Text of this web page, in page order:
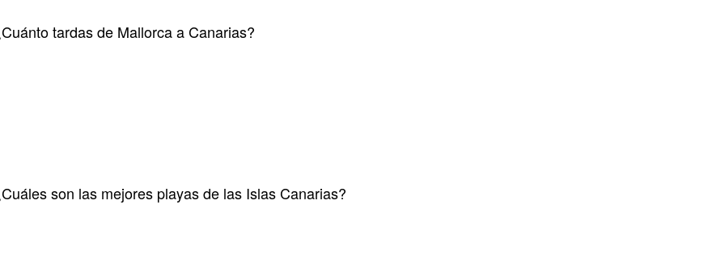
tardas de Mallorca a Canarias?
son las mejores playas de las Islas Canarias?